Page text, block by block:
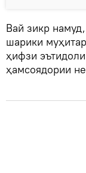
Вай зикр
шарики
ҳифзи
ҳамсоядории